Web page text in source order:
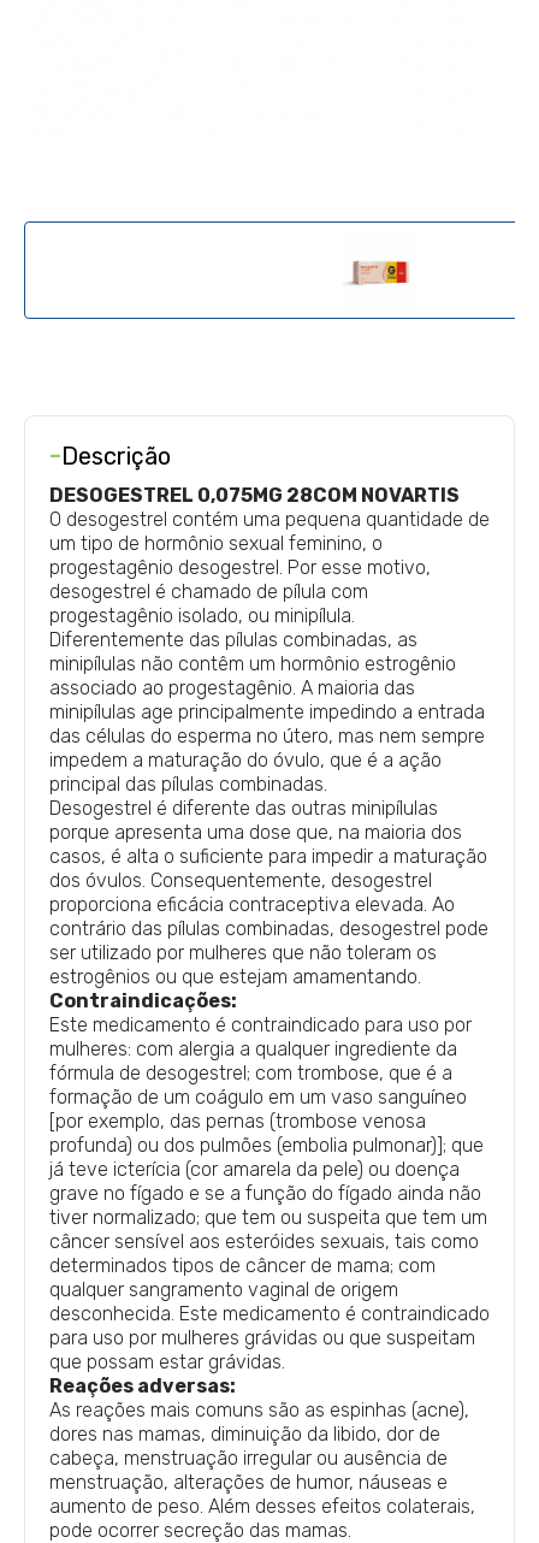
-Descrição
DESOGESTREL 0,075MG 28COM NOVARTIS
O desogestrel contém uma pequena quantidade de
um tipo de hormônio sexual feminino, o
progestagênio desogestrel. Por esse motivo,
desogestrel é chamado de pílula com
progestagênio isolado, ou minipílula.
Diferentemente das pílulas combinadas, as
minipílulas não contêm um hormônio estrogênio
associado ao progestagênio. A maioria das
minipílulas age principalmente impedindo a entrada
das células do esperma no útero, mas nem sempre
impedem a maturação do óvulo, que é a ação
principal das pílulas combinadas.
Desogestrel é diferente das outras minipílulas
porque apresenta uma dose que, na maioria dos
casos, é alta o suficiente para impedir a maturação
dos óvulos. Consequentemente, desogestrel
proporciona eficácia contraceptiva elevada. Ao
contrário das pílulas combinadas, desogestrel pode
ser utilizado por mulheres que não toleram os
estrogênios ou que estejam amamentando.
Contraindicações:
Este medicamento é contraindicado para uso por
mulheres: com alergia a qualquer ingrediente da
fórmula de desogestrel; com trombose, que é a
formação de um coágulo em um vaso sanguíneo
[por exemplo, das pernas (trombose venosa
profunda) ou dos pulmões (embolia pulmonar)]; que
já teve icterícia (cor amarela da pele) ou doença
grave no fígado e se a função do fígado ainda não
tiver normalizado; que tem ou suspeita que tem um
câncer sensível aos esteróides sexuais, tais como
determinados tipos de câncer de mama; com
qualquer sangramento vaginal de origem
desconhecida. Este medicamento é contraindicado
para uso por mulheres grávidas ou que suspeitam
que possam estar grávidas.
Reações adversas:
As reações mais comuns são as espinhas (acne),
dores nas mamas, diminuição da libido, dor de
cabeça, menstruação irregular ou ausência de
menstruação, alterações de humor, náuseas e
aumento de peso. Além desses efeitos colaterais,
pode ocorrer secreção das mamas.